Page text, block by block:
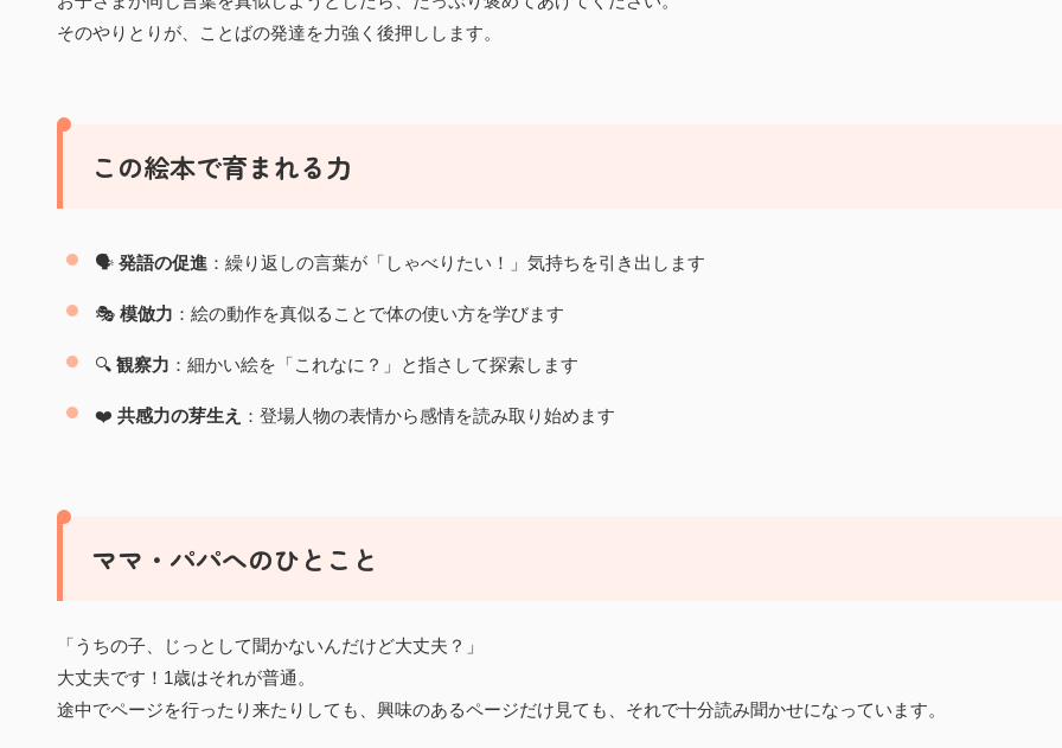
そのやりとりが、ことばの発達を力強く後押しします。
この絵本で育まれる力
🗣️ 発語の促進 ：繰り返しの言葉が「しゃべりたい！」気持ちを引き出します
🎭 模倣力 ：絵の動作を真似ることで体の使い方を学びます
🔍 観察力 ：細かい絵を「これなに？」と指さして探索します
❤️ 共感力の芽生え ：登場人物の表情から感情を読み取り始めます
ママ・パパへのひとこと
「うちの子、じっとして聞かないんだけど大丈夫？」
大丈夫です！1歳はそれが普通。
途中でページを行ったり来たりしても、興味のあるページだけ見ても、それで十分読み聞かせになっています。